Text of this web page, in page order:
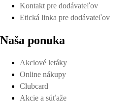
Kontakt pre dodávateľov
Etická linka pre dodávateľov
Naša ponuka
Akciové letáky
Online nákupy
Clubcard
Akcie a súťaže